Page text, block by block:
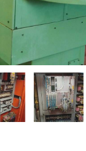
oder ESC